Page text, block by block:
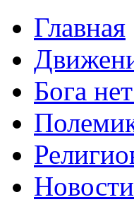
Главная
Бога
Новости